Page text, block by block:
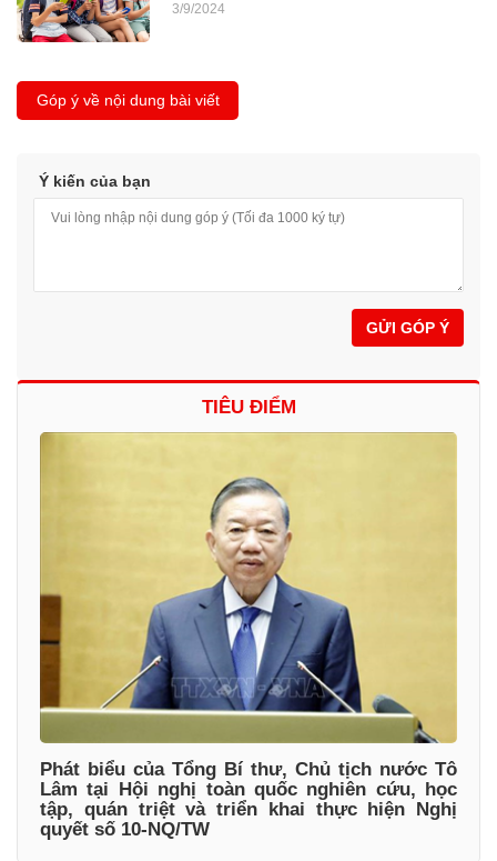
3/9/2024
Góp ý về nội dung bài viết
Ý kiến của bạn
GỬI GÓP Ý
TIÊU ĐIỂM
Phát biểu của Tổng Bí thư, Chủ tịch nước Tô
Lâm tại Hội nghị toàn quốc nghiên cứu, học
tập, quán triệt và triển khai thực hiện Nghị
quyết số 10-NQ/TW